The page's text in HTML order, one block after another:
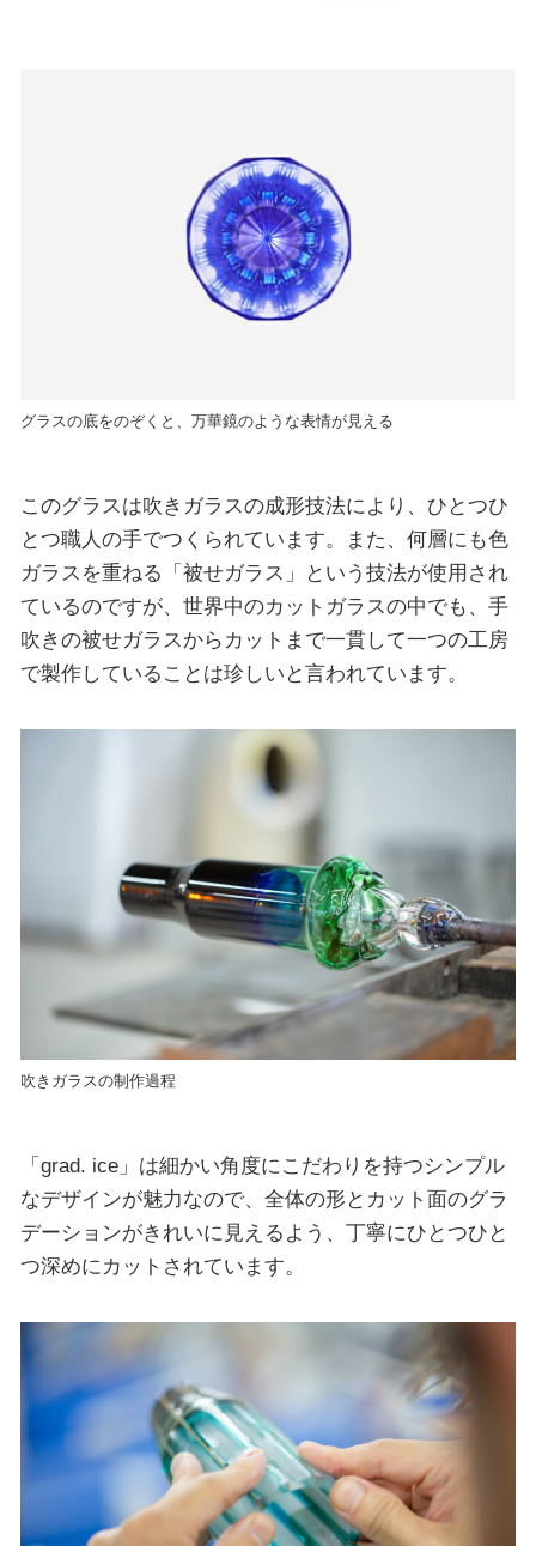
グラスの底をのぞくと、万華鏡のような表情が見える
このグラスは吹きガラスの成形技法により、ひとつひ
とつ職人の手でつくられています。また、何層にも色
ガラスを重ねる「被せガラス」という技法が使用され
ているのですが、世界中のカットガラスの中でも、手
吹きの被せガラスからカットまで一貫して一つの工房
で製作していることは珍しいと言われています。
吹きガラスの制作過程
「grad. ice」は細かい角度にこだわりを持つシンプル
なデザインが魅力なので、全体の形とカット面のグラ
デーションがきれいに見えるよう、丁寧にひとつひと
つ深めにカットされています。